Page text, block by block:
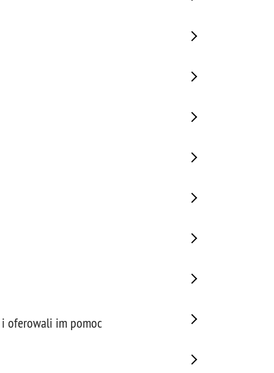
i oferowali im pomoc